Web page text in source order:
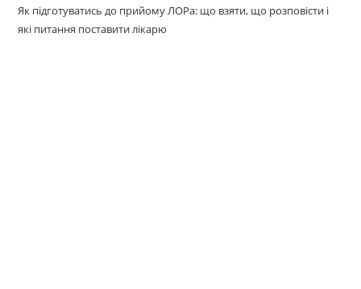
Як підготуватись до прийому ЛОРа: що взяти, що розповісти і
які питання поставити лікарю